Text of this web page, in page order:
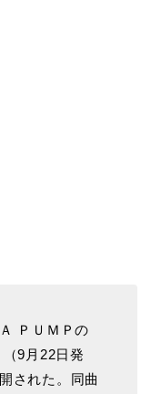
ＰＵＭＰの
9月22日発
された。同曲